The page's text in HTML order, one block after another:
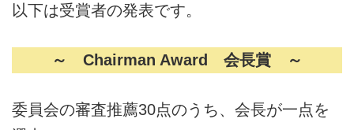
以下は受賞者の発表です。
～ Chairman Award 会長賞 ～
委員会の審査推薦30点のうち、会長が一点を